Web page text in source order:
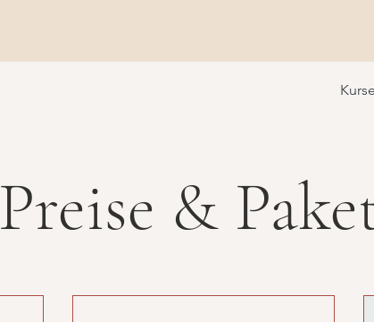
Kurse
Preise &